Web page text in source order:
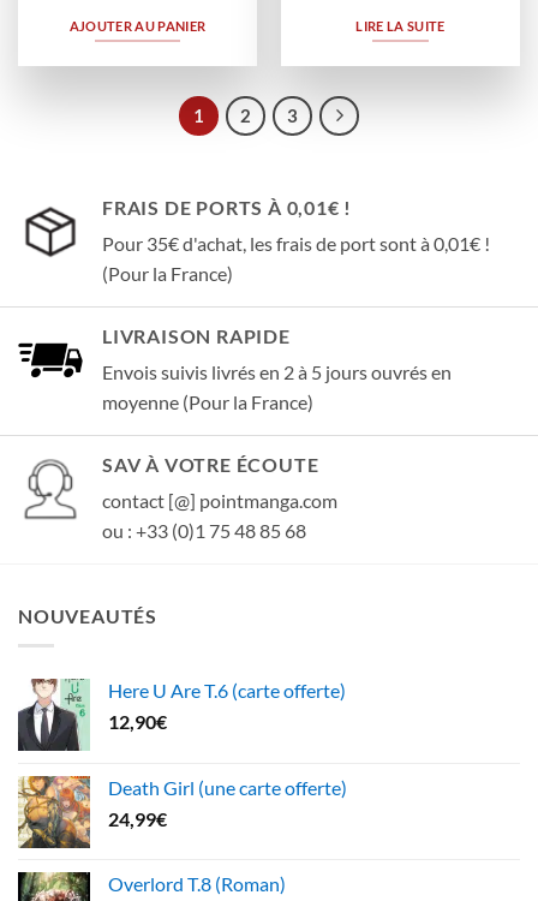
AJOUTER AU PANIER LIRE LA SUITE
1 2 3
FRAIS DE PORTS À 0,01€ !
Pour 35€ d'achat, les frais de port sont à 0,01€ !
(Pour la France)
LIVRAISON RAPIDE
Envois suivis livrés en 2 à 5 jours ouvrés en
moyenne (Pour la France)
SAV À VOTRE ÉCOUTE
contact [@] pointmanga.com
ou : +33 (0)1 75 48 85 68
NOUVEAUTÉS
Here U Are T.6 (carte offerte)
12,90€
Death Girl (une carte offerte)
24,99€
Overlord T.8 (Roman)